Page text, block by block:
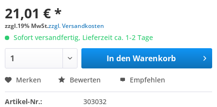
21,01 € *
zzgl.19% MwSt.zzgl. Versandkosten
Sofort versandfertig, Lieferzeit ca. 1-2 Tage
In den Warenkorb
Merken Bewerten Empfehlen
Artikel-Nr.: 303032